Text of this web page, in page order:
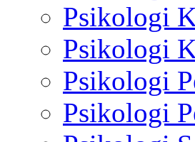
Psikologi
Psikologi
Psikologi
Psikologi